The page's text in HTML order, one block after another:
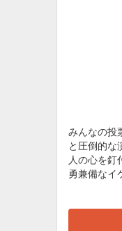
みんなの投
と圧倒的な
人の心を釘
勇兼備なイ